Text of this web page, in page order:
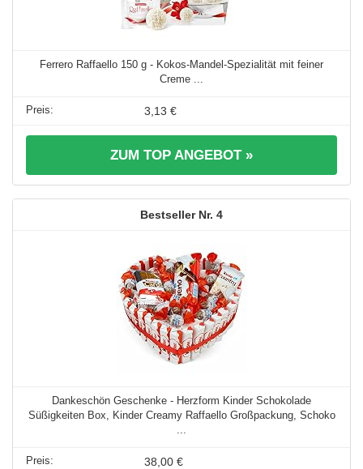
Ferrero Raffaello 150 g - Kokos-Mandel-Spezialität mit feiner
Creme ...
3,13 €
ZUM TOP ANGEBOT »
4
Dankeschön Geschenke - Herzform Kinder Schokolade
Süßigkeiten Box, Kinder Creamy Raffaello Großpackung, Schoko
38,00 €